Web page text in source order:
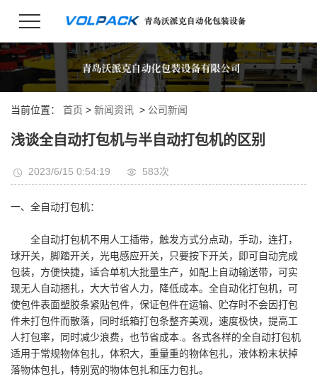
当前位置： 首页 > 新闻资讯 > 公司新闻
浅谈全自动打包机与半自动打包机的区别
2023/6/15 0:54:19 583次
一、全自动打包机：
全自动打包机不用人工插带，触发方式分点动，手动，连打，
球开关，脚踏开关，光电感应开关，只要按下开关，即可自动完成
包装，方便快捷，适合单机大批量生产，如配上自动输送带，可实
现无人自动捆扎，大大节省人力，降低成本。全自动化打包机，可
使包件表面塑胶条紧贴包件，保证包件在运输、贮存时不会因打包
件未打包件而散落，同时纸箱打包条整齐美观，速度极快，提高工
人打包率，同时减少浪费，也节省成本.。各式各样的全自动打包机
适用于常规物体包扎，体积大，重量重的物体包扎，液体粉末状掉
落物体包扎，特别宽的物体包扎和压力包扎。